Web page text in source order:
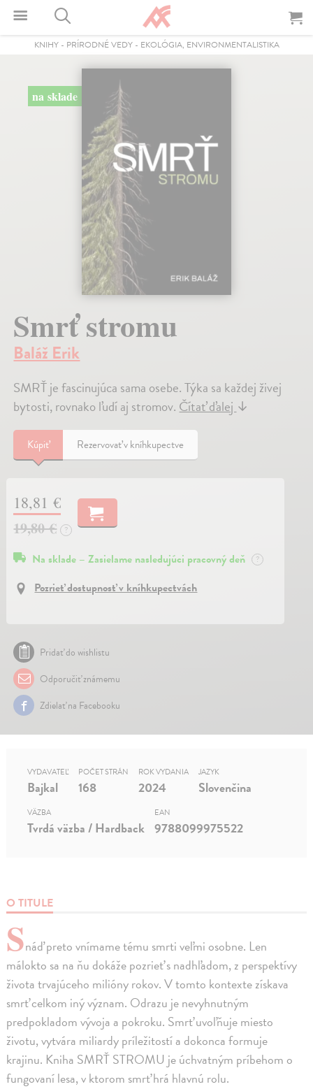
KNIHY- PRÍRODNÉ VEDY- EKOLÓGIA, ENVIRONMENTALISTIKA
na sklade
Smrť stromu
Baláž Erik
SMRŤ je fascinujúca sama osebe. Týka sa každej živej
bytosti, rovnako ľudí aj stromov.Čítať ďalej↓
Kúpiť Rezervovať v kníhkupectve
18,81 €
19,80 €
?
Na sklade – Zasielame nasledujúci pracovný deň ?
Pozrieť dostupnosť v kníhkupectvách
Pridať do wishlistu
Odporučiť známemu
Zdielať na Facebooku
O TITULE
Snáď preto vnímame tému smrti veľmi osobne. Len
málokto sa na ňu dokáže pozrieť s nadhľadom, z perspektívy
života trvajúceho milióny rokov. V tomto kontexte získava
smrť celkom iný význam. Odrazu je nevyhnutným
predpokladom vývoja a pokroku. Smrť uvoľňuje miesto
životu, vytvára miliardy príležitostí a dokonca formuje
krajinu. Kniha SMRŤ STROMU je úchvatným príbehom o
fungovaní lesa, v ktorom smrť hrá hlavnú rolu.
VYDAVATEĽ
Bajkal
POČET STRÁN
168
ROK VYDANIA
2024
JAZYK
Slovenčina
VÄZBA
Tvrdá väzba / Hardback
EAN
9788099975522